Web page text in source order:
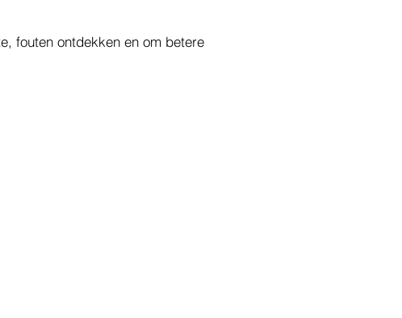
fouten ontdekken en om betere